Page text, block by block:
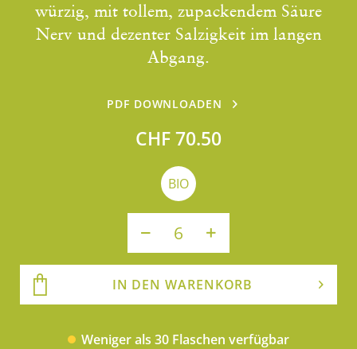
würzig, mit tollem, zupackendem Säure
Nerv und dezenter Salzigkeit im langen
Abgang.
PDF DOWNLOADEN
CHF 70.50
BIO
IN DEN WARENKORB
Weniger als 30 Flaschen verfügbar